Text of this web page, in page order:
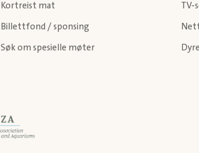
Kortreist mat
Billettfond / sponsing
Søk om spesielle møter
TV-